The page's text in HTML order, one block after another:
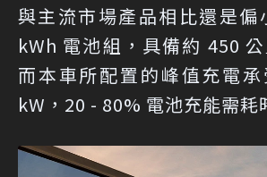
與主流市場產品相比還是偏
kWh 電池組，具備約 450
而本車所配置的峰值充電
kW，20 - 80% 電池充能需耗